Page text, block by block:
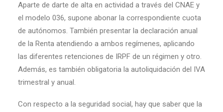
Aparte de darte de alta en actividad a través del CNAE y
el modelo 036, supone abonar la correspondiente cuota
de autónomos. También presentar la declaración anual
de la Renta atendiendo a ambos regímenes, aplicando
las diferentes retenciones de IRPF de un régimen y otro.
Además, es también obligatoria la autoliquidación del IVA
trimestral y anual.
Con respecto a la seguridad social, hay que saber que la